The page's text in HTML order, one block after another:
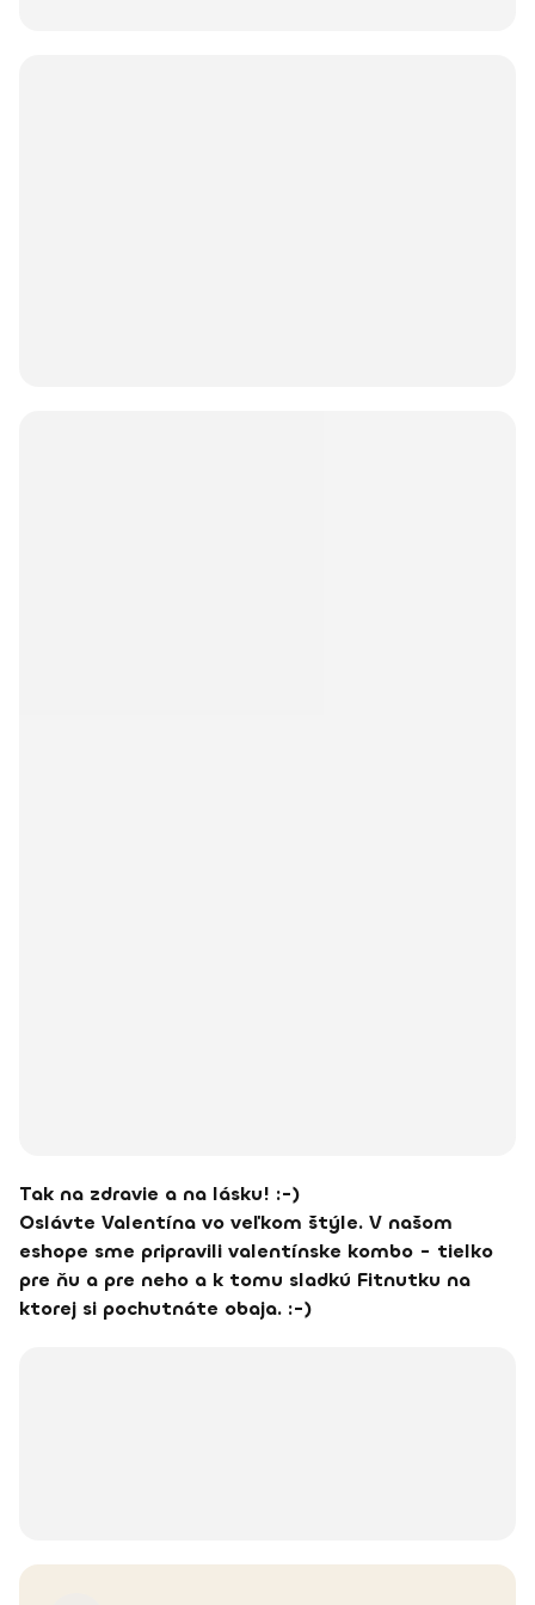
Tak na zdravie a na lásku! :-)
Oslávte Valentína vo veľkom štýle. V našom
eshope sme pripravili valentínske kombo - tielko
pre ňu a pre neho a k tomu sladkú Fitnutku na
ktorej si pochutnáte obaja. :-)